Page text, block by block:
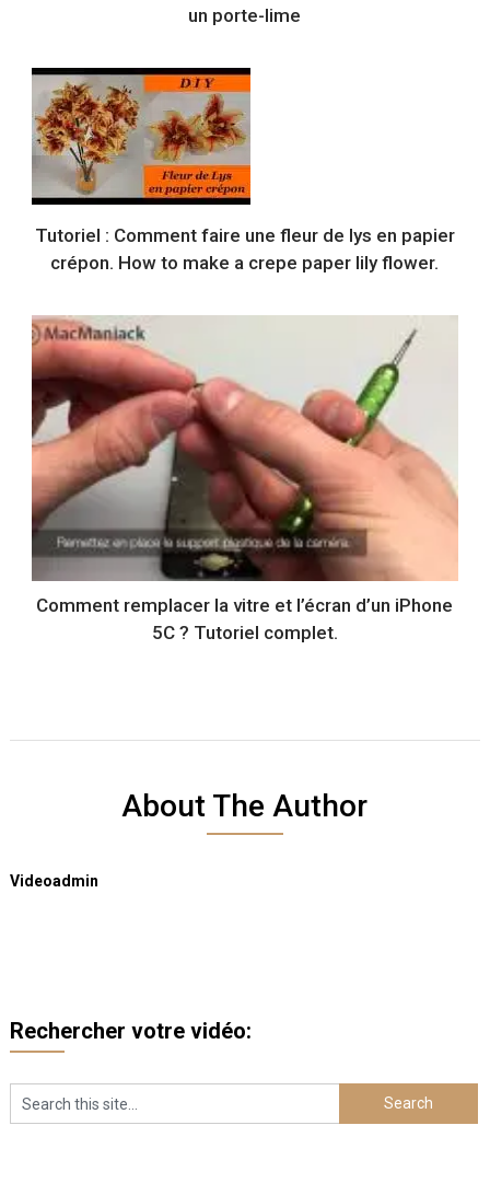
un porte-lime
Tutoriel : Comment faire une fleur de lys en papier
crépon. How to make a crepe paper lily flower.
Comment remplacer la vitre et l’écran d’un iPhone
5C ? Tutoriel complet.
About The Author
Videoadmin
Rechercher votre vidéo: